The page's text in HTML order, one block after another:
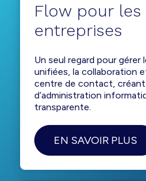
Flow pour les
entreprises
Un seul regard pour
unifiées, la collaboration
centre de contact, créant
d’administration
transparente.
EN SAVOIR PLUS